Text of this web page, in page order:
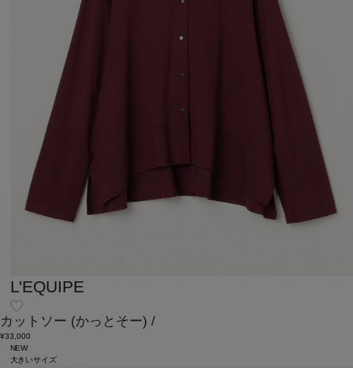
L'EQUIPE
カットソー (かっとそー) /
¥33,000
NEW
大きいサイズ